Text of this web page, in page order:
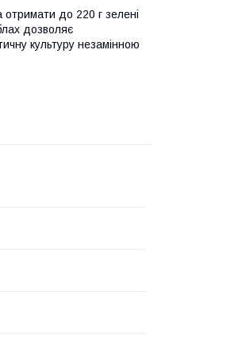
отримати до 220 г зелені
дозволяє
культуру незамінною